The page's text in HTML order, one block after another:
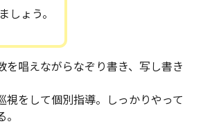
しょう。
を唱えながらなぞり書き、写し書き
視をして個別指導。しっかりやって